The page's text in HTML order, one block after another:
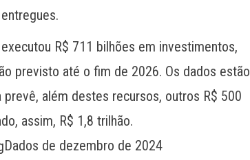
R$ 711 bilhões em investimentos,
previsto até o fim de 2026. Os dados estão
prevê, além destes recursos, outros R$ 500
assim, R$ 1,8 trilhão.
Dados de dezembro de 2024